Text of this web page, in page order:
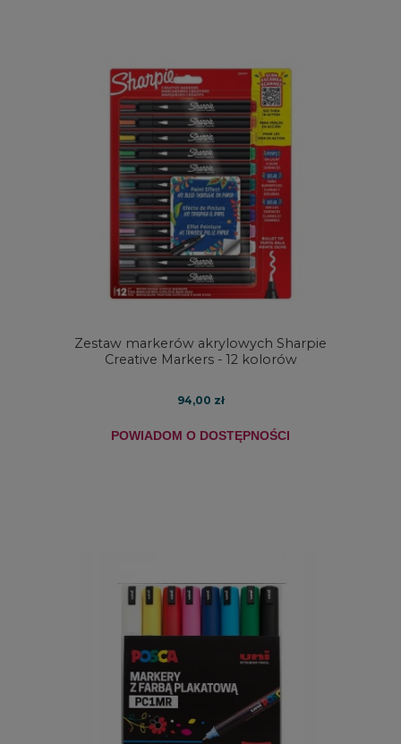
Zestaw markerów akrylowych Sharpie
Creative Markers - 12 kolorów
94,00 zł
POWIADOM O DOSTĘPNOŚCI